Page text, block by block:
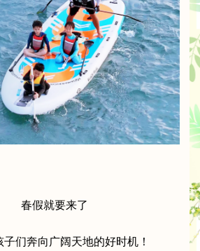
春假就要来了
们奔向广阔天地的好时机！